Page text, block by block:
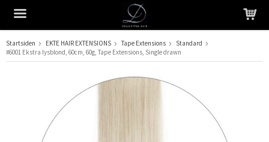
Produktet har blitt lagt til i handlekurven din
Startsiden EKTE HAIR EXTENSIONS Tape Extensions
Standard
#6001 Ekstra lysblond, 60cm, 60g, Tape Extensions, Single drawn